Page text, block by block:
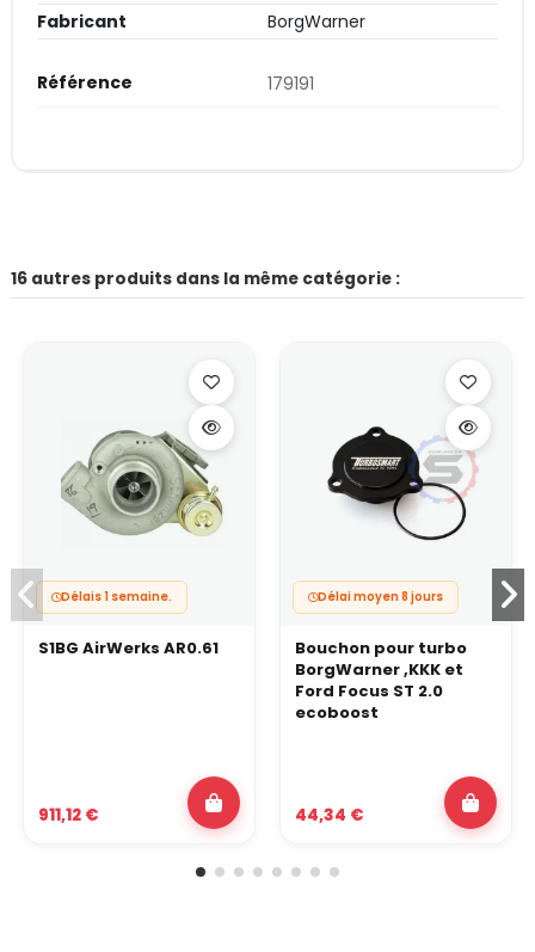
Fabricant
BorgWarner
Référence 179191
16 autres produits dans la même catégorie :
Délais 1 semaine.
S1BG AirWerks AR0.61
911,12 €
Délai moyen 8 jours
Bouchon pour turbo
BorgWarner ,KKK et
Ford Focus ST 2.0
ecoboost
44,34 €